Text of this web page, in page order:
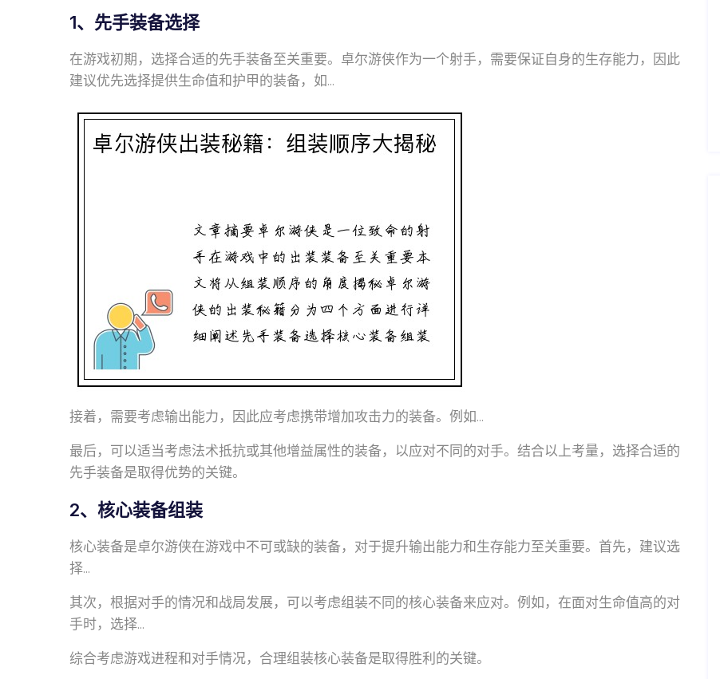
1、先手装备选择
在游戏初期，选择合适的先手装备至关重要。卓尔游侠作为一个射手，需要保证自身的生存能力，因此
建议优先选择提供生命值和护甲的装备，如...
接着，需要考虑输出能力，因此应考虑携带增加攻击力的装备。例如...
最后，可以适当考虑法术抵抗或其他增益属性的装备，以应对不同的对手。结合以上考量，选择合适的
先手装备是取得优势的关键。
2、核心装备组装
核心装备是卓尔游侠在游戏中不可或缺的装备，对于提升输出能力和生存能力至关重要。首先，建议选
择...
其次，根据对手的情况和战局发展，可以考虑组装不同的核心装备来应对。例如，在面对生命值高的对
手时，选择...
综合考虑游戏进程和对手情况，合理组装核心装备是取得胜利的关键。